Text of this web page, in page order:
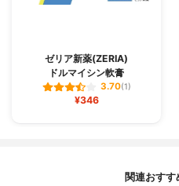
ゼリア新薬(ZERIA)
ドルマイシン軟膏
3.70(1)
¥346
関連おすす